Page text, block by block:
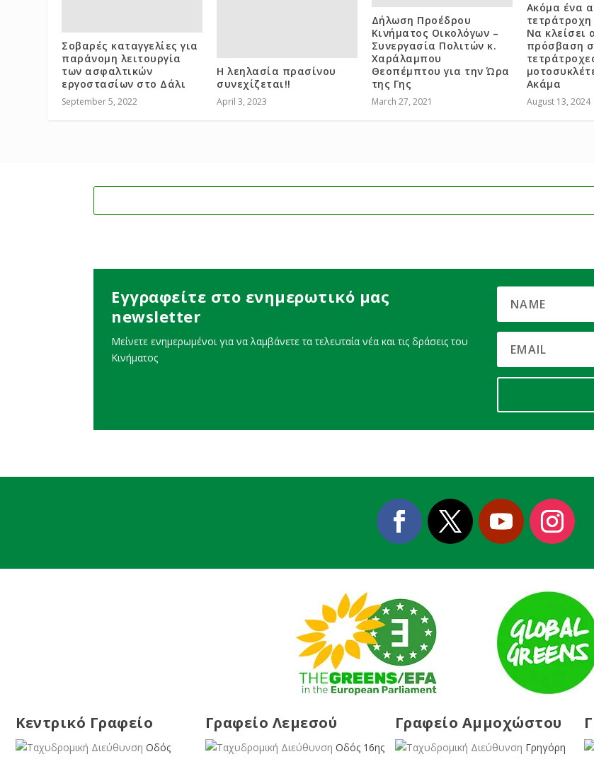
Σοβαρές καταγγελίες για
παράνομη λειτουργία
των ασφαλτικών
εργοστασίων στο Δάλι
September 5, 2022
Η λεηλασία πρασίνου
συνεχίζεται!!
April 3, 2023
Δήλωση Προέδρου
Κινήματος Οικολόγων –
Συνεργασία Πολιτών κ.
Χαράλαμπου
Θεοπέμπτου για την Ώρα
της Γης
March 27, 2021
Ακόμα ένα
Να κλείσει
πρόσβαση
Ακάμα
August 13, 2024
Εγγραφείτε στο ενημερωτικό μας
newsletter
Μείνετε ενημερωμένοι για να λαμβάνετε τα τελευταία νέα και τις δράσεις του
Κινήματος
Κεντρικό Γραφείο
Οδός
Γραφείο Λεμεσού
Οδός 16ης
Γραφείο Αμμοχώστου
Γρηγόρη